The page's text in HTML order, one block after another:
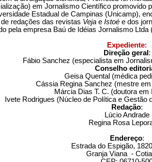
em Jornalismo Científico promovido
Estadual de Campinas (Unicamp),
redações das revistas Veja e Istoé e dos
pela empresa Baú de Idéias Jornalismo
Expediente:
Direção geral :
Fábio Sanchez (especialista em
Conselho
Geisa Quental (médica
Cássia Regina Sanchez (mestre
Márcia Dias T. C. (doutora em
Ivete Rodrigues (Núcleo de Política e Gestão
Redação:
Lúcio Andrade
Regina Rosa
Endereço:
Estrada do Espigão,
Granja Viana -